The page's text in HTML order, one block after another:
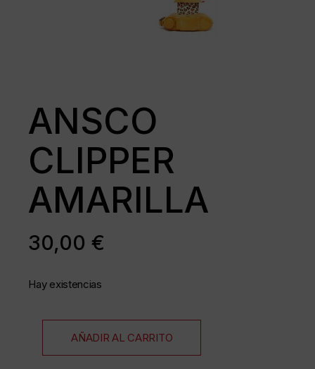
ANSCO
CLIPPER
AMARILLA
30,00€
Hay existencias
AÑADIR AL CARRITO